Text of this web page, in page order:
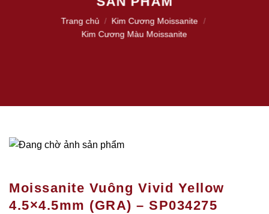
Trang chủ / Kim Cương Moissanite
/
Kim Cương Màu Moissanite
Moissanite Vuông Vivid Yellow
4.5×4.5mm (GRA) – SP034275